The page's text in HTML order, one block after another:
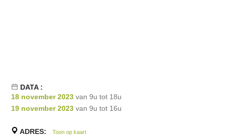
DATA :
18 november 2023 van 9u tot 18u
19 november 2023 van 9u tot 16u
ADRES: Toon op kaart